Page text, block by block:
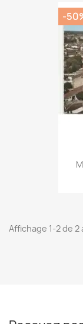
-
Affichage 1-2 de 2